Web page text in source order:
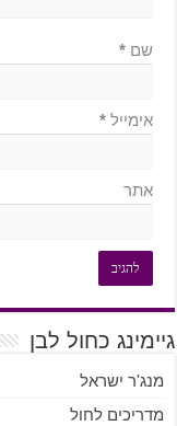
שם *
אימייל *
אתר
גיימינג כחול לבן
מנג'ר ישראל
מדריכים לחול